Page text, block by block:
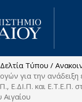
περιεχόμενο
Τύπου /
για την
Ε.ΔΙ.Π. και Ε.Τ.Ε.Π.
Αιγαίου